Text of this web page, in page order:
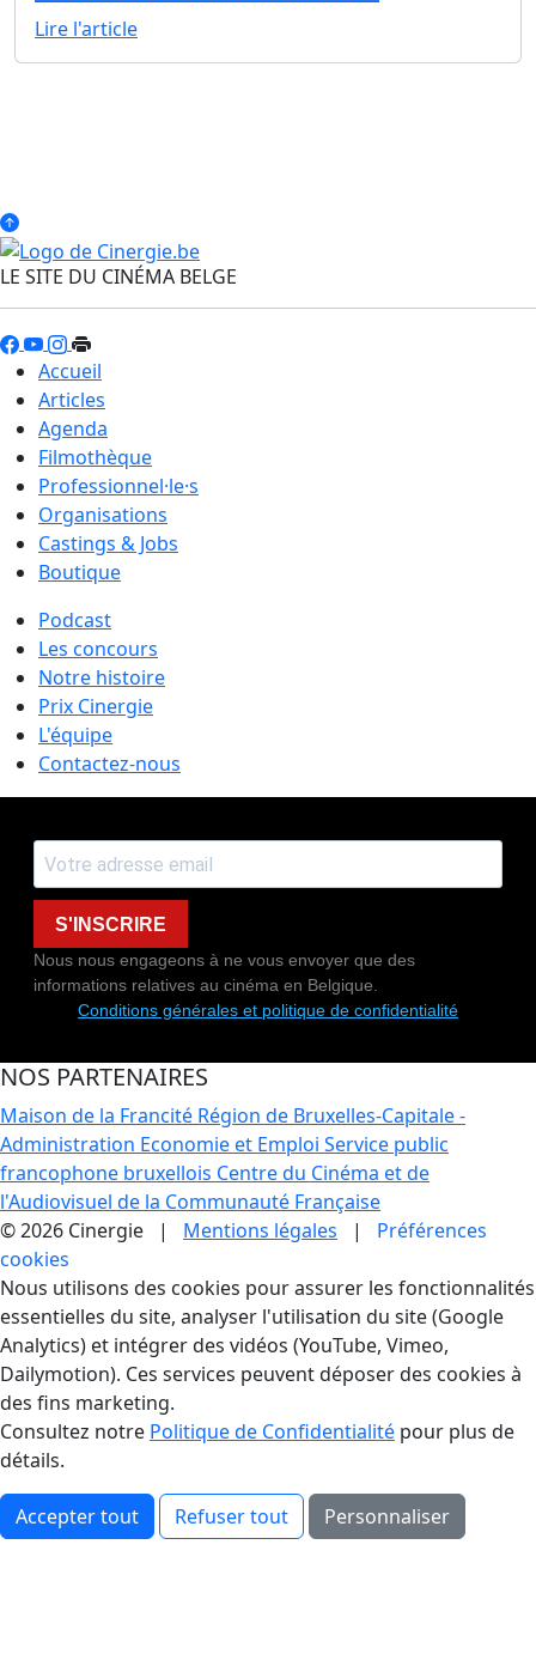
Lire l'article
LE SITE DU CINÉMA BELGE
Accueil
Articles
Agenda
Filmothèque
Professionnel·le·s
Organisations
Castings & Jobs
Boutique
Podcast
Les concours
Notre histoire
Prix Cinergie
L'équipe
Contactez-nous
S'INSCRIRE
Nous nous engageons à ne vous envoyer que des
informations relatives au cinéma en Belgique.
Conditions générales et politique de confidentialité
NOS PARTENAIRES
Maison de la Francité Région de Bruxelles-Capitale -
Administration Economie et Emploi Service public
francophone bruxellois Centre du Cinéma et de
l'Audiovisuel de la Communauté Française
© 2026 Cinergie | Mentions légales | Préférences
cookies
Gestion des Cookies
Nous utilisons des cookies pour assurer les fonctionnalités
essentielles du site, analyser l'utilisation du site (Google
Analytics) et intégrer des vidéos (YouTube, Vimeo,
Dailymotion). Ces services peuvent déposer des cookies à
des fins marketing.
Consultez notre Politique de Confidentialité pour plus de
détails.
Accepter tout Refuser tout Personnaliser